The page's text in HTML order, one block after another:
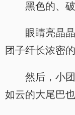
黑色的、破
眼睛亮晶
团子纤长浓密
然后，小
如云的大尾巴也